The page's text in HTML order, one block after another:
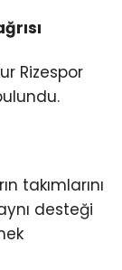
Rizespor
takımlarını
desteği